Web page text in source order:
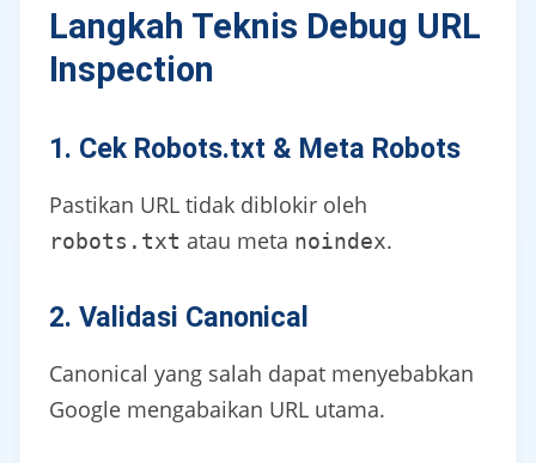
Langkah Teknis Debug URL
Inspection
1. Cek Robots.txt & Meta Robots
Pastikan URL tidak diblokir oleh
robots.txt atau meta noindex.
2. Validasi Canonical
Canonical yang salah dapat menyebabkan
Google mengabaikan URL utama.